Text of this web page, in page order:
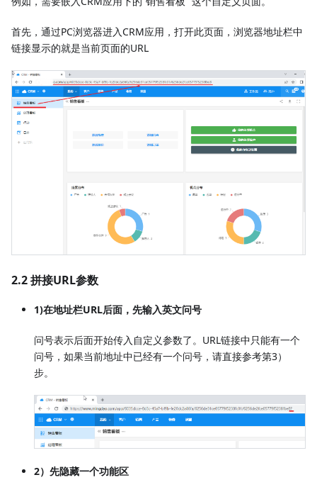
首先，通过PC浏览器进入CRM应用，打开此页面，浏览器地址栏中
链接显示的就是当前页面的URL
2.2 拼接URL参数
1)在地址栏URL后面，先输入英文问号
问号表示后面开始传入自定义参数了。URL链接中只能有一个
问号，如果当前地址中已经有一个问号，请直接参考第3）
步。
2）先隐藏一个功能区